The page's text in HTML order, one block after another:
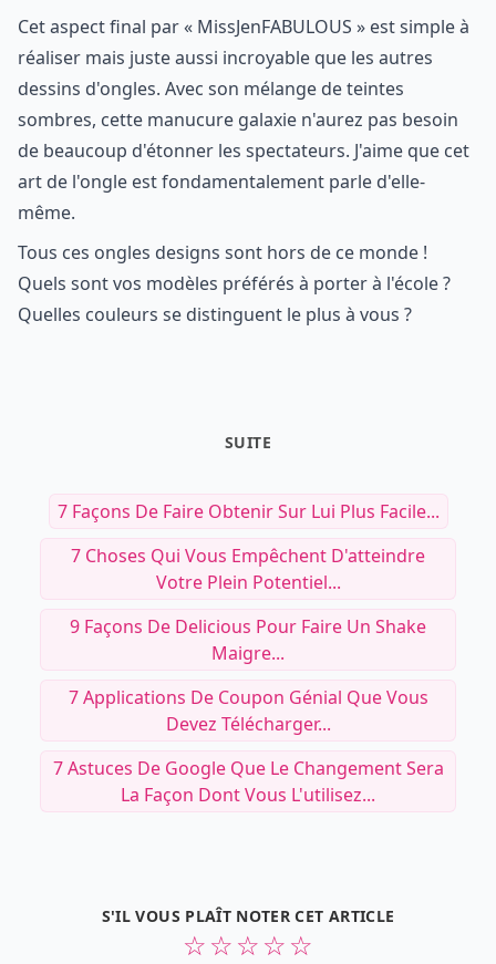
Cet aspect final par « MissJenFABULOUS » est simple à
réaliser mais juste aussi incroyable que les autres
dessins d'ongles. Avec son mélange de teintes
sombres, cette manucure galaxie n'aurez pas besoin
de beaucoup d'étonner les spectateurs. J'aime que cet
art de l'ongle est fondamentalement parle d'elle-
même.
Tous ces ongles designs sont hors de ce monde !
Quels sont vos modèles préférés à porter à l'école ?
Quelles couleurs se distinguent le plus à vous ?
SUITE
7 Façons De Faire Obtenir Sur Lui Plus Facile...
7 Choses Qui Vous Empêchent D'atteindre
Votre Plein Potentiel...
9 Façons De Delicious Pour Faire Un Shake
Maigre...
7 Applications De Coupon Génial Que Vous
Devez Télécharger...
7 Astuces De Google Que Le Changement Sera
La Façon Dont Vous L'utilisez...
S'IL VOUS PLAÎT NOTER CET ARTICLE
☆
☆
☆
☆
☆